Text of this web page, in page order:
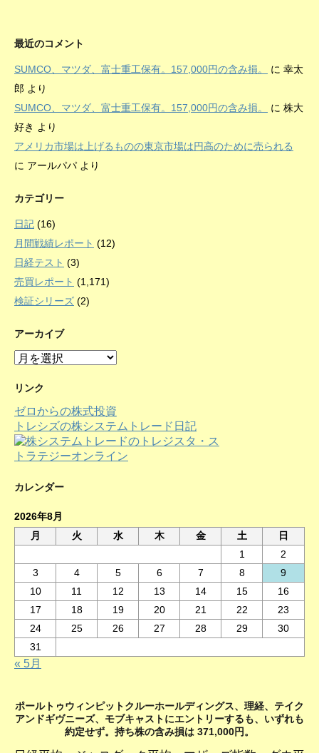
最近のコメント
SUMCO、マツダ、富士重工保有。157,000円の含み損。 に 幸太
郎 より
SUMCO、マツダ、富士重工保有。157,000円の含み損。
に 株大
好き より
アメリカ市場は上げるものの東京市場は円高のために売られる
に アールパパ より
カテゴリー
日記 (16)
月間戦績レポート (12)
日経テスト (3)
売買レポート (1,171)
検証シリーズ (2)
アーカイブ
ア
カ
ブ
リンク
ゼロからの株式投資
トレシズの株システムトレード日記
カレンダー
2026年8月
月
火 水 木 金 土
日
1
2
3
4 5 6 7 8
9
10
11 12 13 14 15
16
17
18 19 20 21 22
23
24
25 26 27 28 29
30
31
« 5月
ポールトゥウィンピットクルーホールディングス、理経、テイク
アンドギヴニーズ、モブキャストにエントリーするも、いずれも
約定せず。持ち株の含み損は 371,000円。